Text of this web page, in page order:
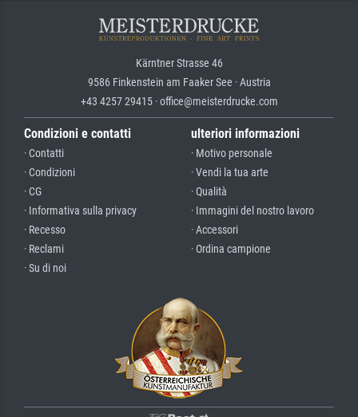
Kärntner Strasse 46
9586 Finkenstein am Faaker See · Austria
+43 4257 29415 · office@meisterdrucke.com
Condizioni e contatti
· Contatti
· Condizioni
· CG
· Informativa sulla privacy
· Recesso
· Reclami
· Su di noi
ulteriori informazioni
· Motivo personale
· Vendi la tua arte
· Qualità
· Immagini del nostro lavoro
· Accessori
· Ordina campione